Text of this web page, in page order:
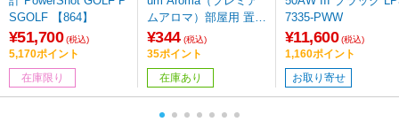
SGOLF 【864】
¥51,700 (税込)
5,170ポイント
在庫限り
ムアロマ）部屋用 置き
型 アーバンリュクス 4
00ml [消臭剤 芳香剤
ルームフレグランス 玄
関 リビング用]
¥344 (税込)
35ポイント
在庫あり
7335-PWW
¥11,600 (税込)
1,160ポイント
お取り寄せ